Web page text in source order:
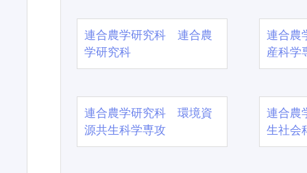
連合農学研究科 連合農
学研究科
連合農
産科学
連合農学研究科 環境資
源共生科学専攻
連合農
生社会